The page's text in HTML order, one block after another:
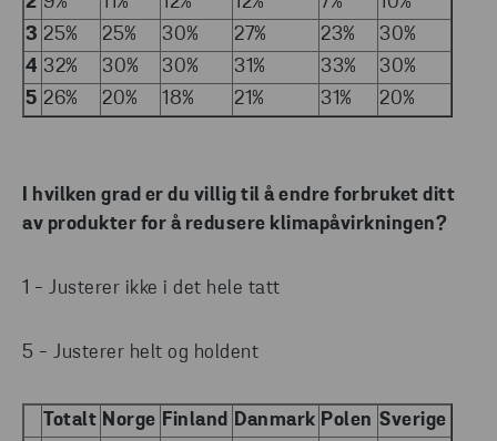
3 25% 25% 30% 27% 23%
30%
4 32% 30% 30% 31% 33%
30%
5 26% 20% 18% 21% 31% 20%
I hvilken grad er du villig til å endre forbruket ditt
av produkter for å redusere klimapåvirkningen?
1 - Justerer ikke i det hele tatt
5 - Justerer helt og holdent
Totalt Norge Finland Danmark Polen Sverige